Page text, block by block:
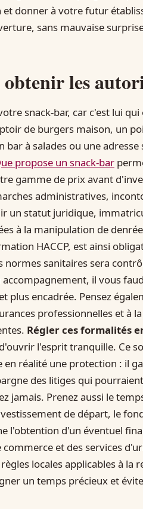
donner à votre futur
sans mauvaise
les
snack-bar, car c'est lui
de burgers maison, un
à salades ou une adresse
propose un snack-bar
gamme de prix avant
administratives,
un statut juridique,
à la manipulation de
HACCP, est ainsi
sanitaires sera
il vous
plus encadrée. Pensez
professionnelles et à
Régler ces formalités
l'esprit tranquille. Ce
réalité une protection : il
des litiges qui
jamais. Prenez aussi le
de départ, le
l'obtention d'un éventuel
et des services
locales applicables à la
un temps précieux et